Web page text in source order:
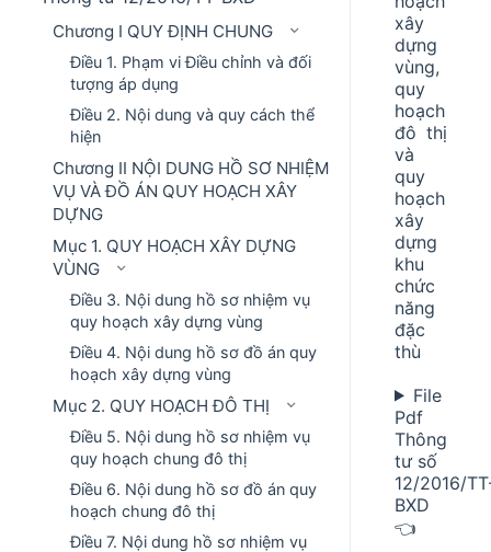
Chương I QUY ĐỊNH CHUNG
Điều 1. Phạm vi Điều chỉnh và đối
tượng áp dụng
Điều 2. Nội dung và quy cách thể
hiện
Chương II NỘI DUNG HỒ SƠ NHIỆM
VỤ VÀ ĐỒ ÁN QUY HOẠCH XÂY
DỰNG
Mục 1. QUY HOẠCH XÂY DỰNG
VÙNG
Điều 3. Nội dung hồ sơ nhiệm vụ
quy hoạch xây dựng vùng
Điều 4. Nội dung hồ sơ đồ án quy
hoạch xây dựng vùng
Mục 2. QUY HOẠCH ĐÔ THỊ
Điều 5. Nội dung hồ sơ nhiệm vụ
quy hoạch chung đô thị
Điều 6. Nội dung hồ sơ đồ án quy
hoạch chung đô thị
Điều 7. Nội dung hồ sơ nhiệm vụ
xây
dựng
vùng,
quy
hoạch
đô thị
và
quy
hoạch
xây
dựng
khu
chức
năng
đặc
thù
File
Pdf
Thông
tư số
12/2016/
BXD
👈